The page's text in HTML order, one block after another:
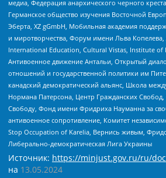
медиа, Федерация анархического черного
Германское общество изучения Восточной
Эберта, XZ gGmbH, Мобильная академия
и миротворчества, Форум имени Льва
International Education, Cultural Vistas, Institute of
Антивоенное движение Антальи, Открытый
отношений и государственной политики им
канадский демократический альянс, Школа
Нормана Патерсона, Центр Гражданских
Свободу, Фонд имени Фридриха Науманна за
антивоенное сопротивление, Комитет
Stop Occupation of Karelia, Вернись живым,
Либерально-демократическая Лига Украины
Источник: https://minjust.gov.ru/ru/
на 13.05.2024